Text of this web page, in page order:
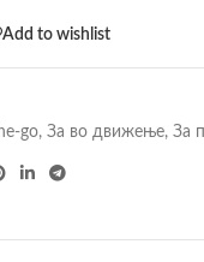
Add to wishlist
go, За во движење, За